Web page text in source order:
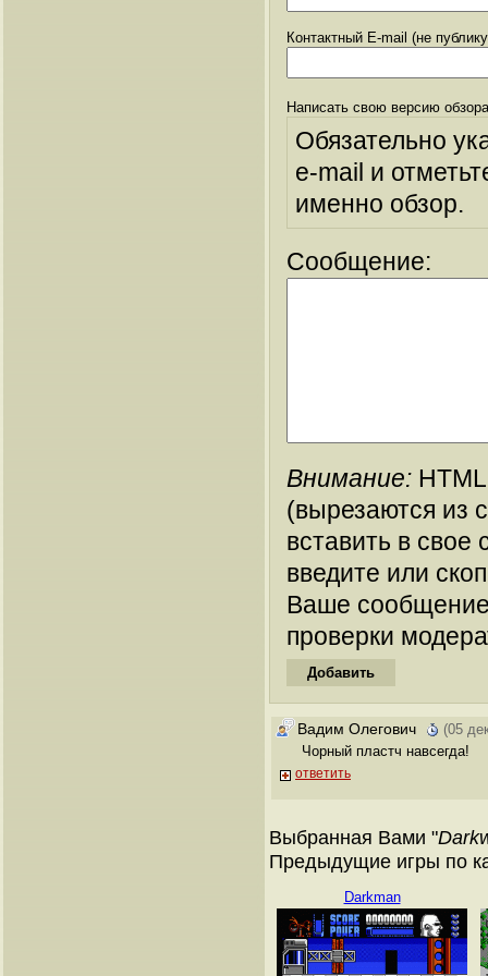
Контактный E-mail (не
Написать свою версию
Обязательно
e-mail и
именно обзор.
Сообщение:
Внимание:
(вырезаются из
вставить в
введите или
Ваше
проверки
Вадим Олегович
(05
Чорный пластч навсегда!
ответить
Выбранная Вами "
Предыдущие игры по
Darkman